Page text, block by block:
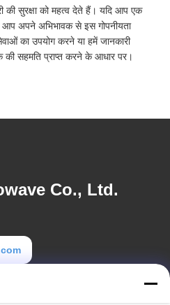
की सुरक्षा को महत्व देते हैं। यदि आप एक
आप अपने अभिभावक से इस गोपनीयता
का उपयोग करने या हमें जानकारी
सहमति प्राप्त करने के आधार पर।
Co., Ltd.